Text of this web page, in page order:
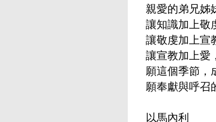
親愛的弟兄姊
讓知識加上敬
讓敬虔加上宣
讓宣教加上愛
願這個季節，
願奉獻與呼召
以馬內利